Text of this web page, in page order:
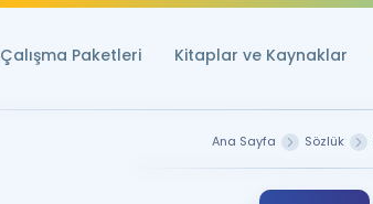
Çalışma Paketleri Kitaplar ve Kaynaklar
Ana Sayfa Sözlük